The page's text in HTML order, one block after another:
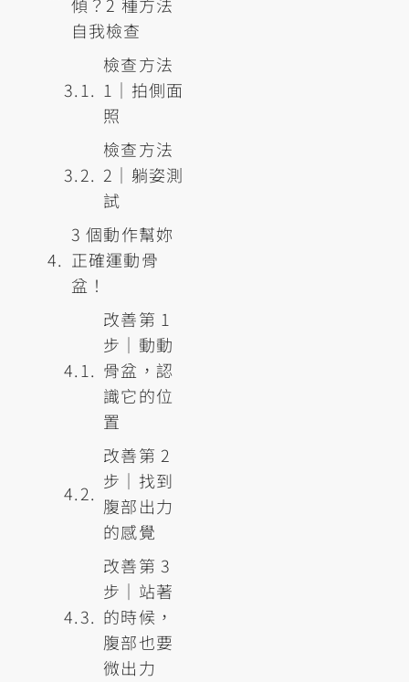
傾？2 種方法
自我檢查
檢查方法
1｜拍側面
照
檢查方法
2｜躺姿測
試
3 個動作幫妳
正確運動骨
盆！
改善第 1
步｜動動
骨盆，認
識它的位
置
改善第 2
步｜找到
腹部出力
的感覺
改善第 3
步｜站著
的時候，
腹部也要
微出力